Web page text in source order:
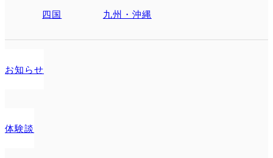
四国 九州・沖縄
お知らせ
体験談